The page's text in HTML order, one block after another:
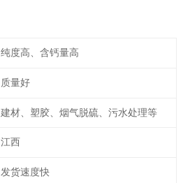
纯度高、含钙量高
质量好
建材、塑胶、烟气脱硫、污水处理等
江西
发货速度快